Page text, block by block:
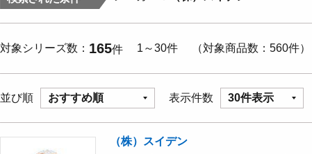
対象シリーズ数 165件 1～30件 対象商品数 560件
並び順 おすすめ順 表示件数 30件表示
（株）スイデン